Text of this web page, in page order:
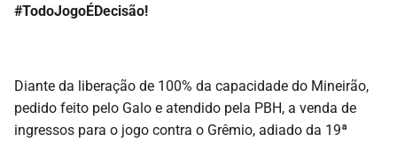
#TodoJogoÉDecisão!
Diante da liberação de 100% da capacidade do Mineirão,
pedido feito pelo Galo e atendido pela PBH, a venda de
ingressos para o jogo contra o Grêmio, adiado da 19ª